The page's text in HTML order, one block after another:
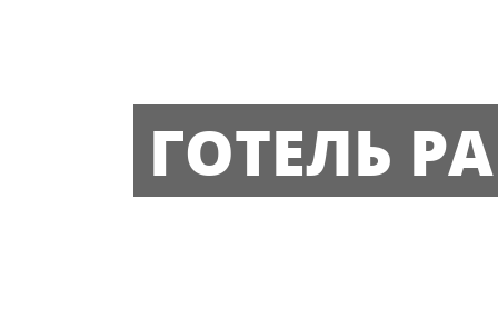
ГОТЕЛЬ